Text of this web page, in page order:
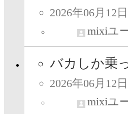
2026年06月12
mixiユ
バカしか乗
2026年06月12
mixiユ